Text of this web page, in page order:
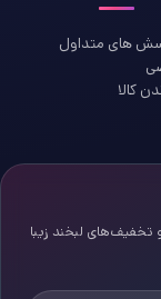
های متداول
کالا
لبخند زیبا